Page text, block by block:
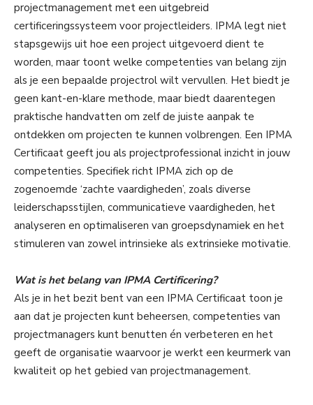
projectmanagement met een uitgebreid
certificeringssysteem voor projectleiders. IPMA legt niet
stapsgewijs uit hoe een project uitgevoerd dient te
worden, maar toont welke competenties van belang zijn
als je een bepaalde projectrol wilt vervullen. Het biedt je
geen kant-en-klare methode, maar biedt daarentegen
praktische handvatten om zelf de juiste aanpak te
ontdekken om projecten te kunnen volbrengen. Een IPMA
Certificaat geeft jou als projectprofessional inzicht in jouw
competenties. Specifiek richt IPMA zich op de
zogenoemde ‘zachte vaardigheden’, zoals diverse
leiderschapsstijlen, communicatieve vaardigheden, het
analyseren en optimaliseren van groepsdynamiek en het
stimuleren van zowel intrinsieke als extrinsieke motivatie.
Wat is het belang van IPMA Certificering?
Als je in het bezit bent van een IPMA Certificaat toon je
aan dat je projecten kunt beheersen, competenties van
projectmanagers kunt benutten én verbeteren en het
geeft de organisatie waarvoor je werkt een keurmerk van
kwaliteit op het gebied van projectmanagement.